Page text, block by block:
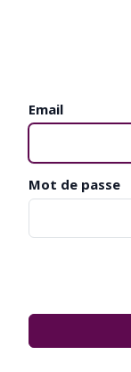
Email
Mot de passe